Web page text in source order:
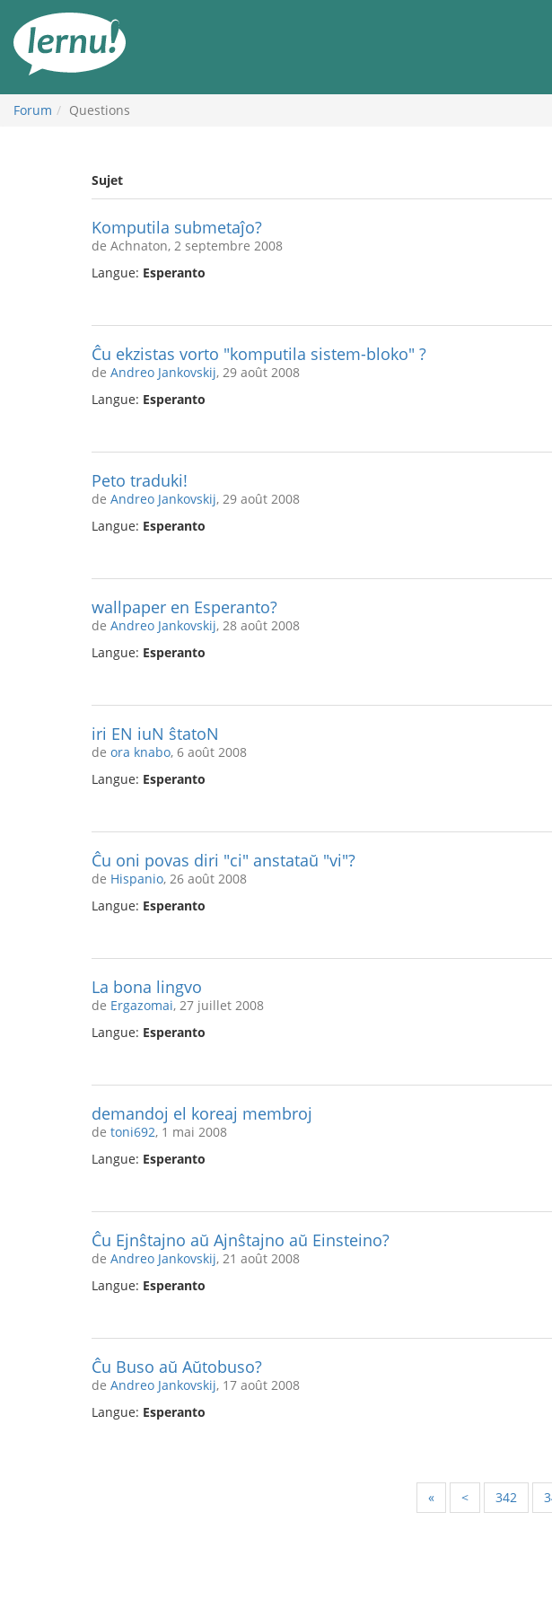
contenu
Forum Questions
Sujet
Komputila submetaĵo?
de Achnaton, 2 septembre 2008
Langue: Esperanto
Ĉu ekzistas vorto "komputila sistem-bloko" ?
de Andreo Jankovskij, 29 août 2008
Langue: Esperanto
Peto traduki!
de Andreo Jankovskij, 29 août 2008
Langue: Esperanto
wallpaper en Esperanto?
de Andreo Jankovskij, 28 août 2008
Langue: Esperanto
iri EN iuN ŝtatoN
de ora knabo, 6 août 2008
Langue: Esperanto
Ĉu oni povas diri "ci" anstataŭ "vi"?
de Hispanio, 26 août 2008
Langue: Esperanto
La bona lingvo
de Ergazomai, 27 juillet 2008
Langue: Esperanto
demandoj el koreaj membroj
de toni692, 1 mai 2008
Langue: Esperanto
Ĉu Ejnŝtajno aŭ Ajnŝtajno aŭ Einsteino?
de Andreo Jankovskij, 21 août 2008
Langue: Esperanto
Ĉu Buso aŭ Aŭtobuso?
de Andreo Jankovskij, 17 août 2008
Langue: Esperanto
« < 342